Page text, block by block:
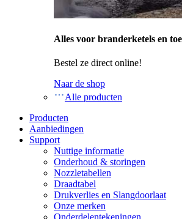
Alles voor branderketels en
Bestel ze direct online!
Naar de shop
Alle producten
Producten
Aanbiedingen
Support
Nuttige informatie
Onderhoud & storingen
Nozzletabellen
Draadtabel
Drukverlies en Slangdoorlaat
Onze merken